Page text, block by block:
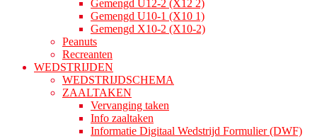
Gemengd U12-2 (X12 2)
Gemengd U10-1 (X10 1)
Gemengd X10-2 (X10-2)
Peanuts
Recreanten
WEDSTRIJDEN
WEDSTRIJDSCHEMA
ZAALTAKEN
Vervanging taken
Info zaaltaken
Informatie Digitaal Wedstrijd Formulier (DWF)